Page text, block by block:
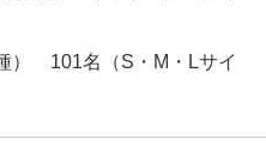
） 101名（S・M・Lサイ